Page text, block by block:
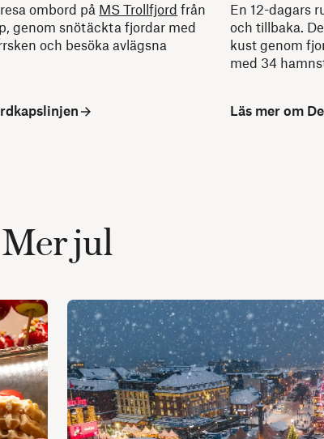
ombord på MS Trollfjord från
genom snötäckta fjordar med
och besöka avlägsna
En 12-dagars
och tillbaka.
kust genom
med 34
Läs mer om
Mer jul